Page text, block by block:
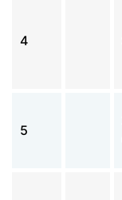
4
5